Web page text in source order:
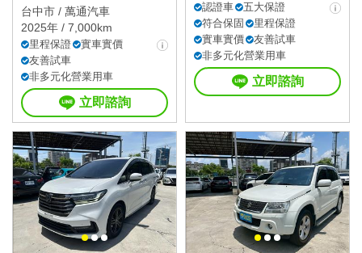
台中市 / 萬通汽車
2025年 / 7,000km
里程保證
實車實價
友善試車
非多元化營業用車
立即諮詢
認證車
五大保證
符合保固
里程保證
實車實價
友善試車
非多元化營業用車
立即諮詢